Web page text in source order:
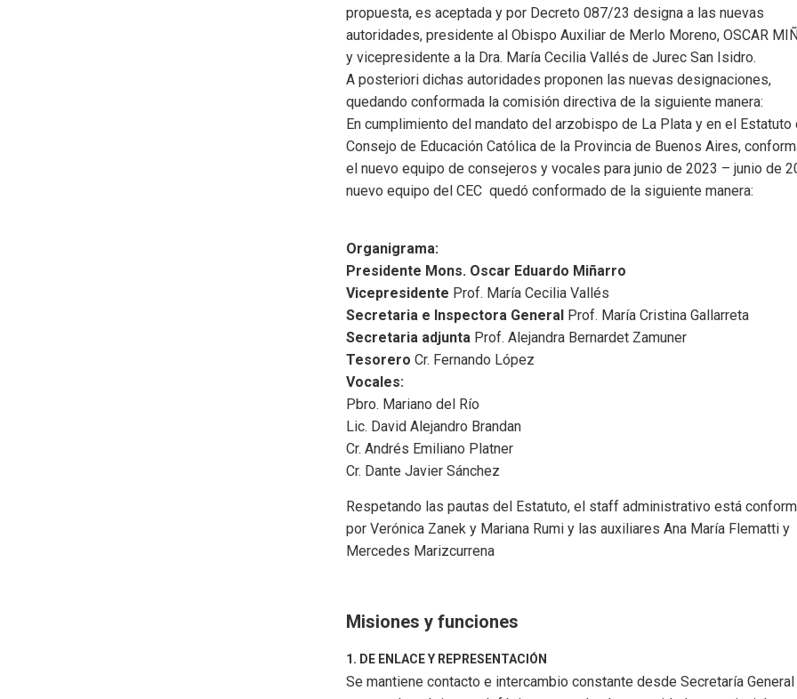
propuesta, es aceptada y por Decreto 087/23 designa a las nuevas
autoridades, presidente al Obispo Auxiliar de Merlo Moreno, OSCAR
y vicepresidente a la Dra. María Cecilia Vallés de Jurec San Isidro.
A posteriori dichas autoridades proponen las nuevas designaciones,
quedando conformada la comisión directiva de la siguiente manera:
En cumplimiento del mandato del arzobispo de La Plata y en el Estatuto
Consejo de Educación Católica de la Provincia de Buenos Aires,
el nuevo equipo de consejeros y vocales para junio de 2023 – junio de
nuevo equipo del CEC quedó conformado de la siguiente manera:
Organigrama:
Presidente Mons. Oscar Eduardo Miñarro
Vicepresidente Prof. María Cecilia Vallés
Secretaria e Inspectora General Prof. María Cristina Gallarreta
Secretaria adjunta Prof. Alejandra Bernardet Zamuner
Tesorero Cr. Fernando López
Vocales:
Pbro. Mariano del Río
Lic. David Alejandro Brandan
Cr. Andrés Emiliano Platner
Cr. Dante Javier Sánchez
Respetando las pautas del Estatuto, el staff administrativo está
por Verónica Zanek y Mariana Rumi y las auxiliares Ana María Flematti y
Mercedes Marizcurrena
Misiones y funciones
1. DE ENLACE Y REPRESENTACIÓN
Se mantiene contacto e intercambio constante desde Secretaría